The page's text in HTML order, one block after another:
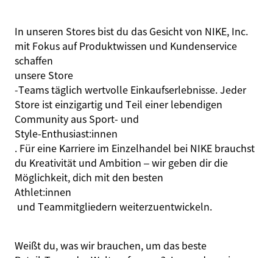
In unseren Stores bist du das Gesicht von NIKE, Inc.
mit Fokus auf Produktwissen und Kundenservice
schaffen
unsere Store
‑Teams täglich wertvolle Einkaufserlebnisse. Jeder
Store ist einzigartig und Teil einer lebendigen
Community aus Sport‑ und
Style‑Enthusiast:innen
. Für eine Karriere im Einzelhandel bei NIKE brauchst
du Kreativität und Ambition – wir geben dir die
Möglichkeit, dich mit den besten
Athlet:innen
und Teammitgliedern weiterzuentwickeln.
Weißt du, was wir brauchen, um das beste